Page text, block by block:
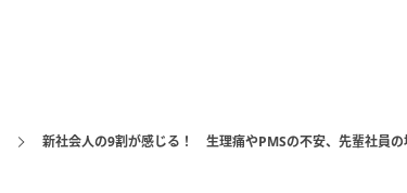
新社会人の9割が感じる！ 生理痛やPMSの不安、先輩社員の